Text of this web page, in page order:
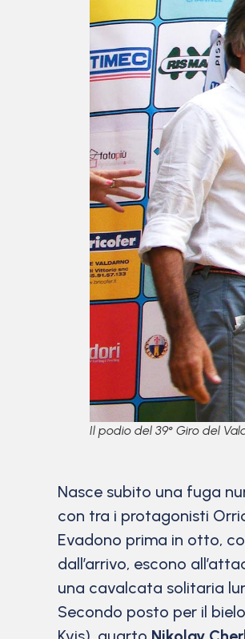
Il podio del 39° Giro del
Nasce subito una fuga
con tra i protagonisti
Evadono prima in otto,
dall’arrivo, escono
una cavalcata solitaria
Secondo posto per il